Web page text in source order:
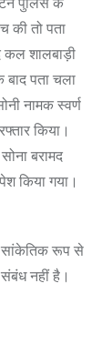
की तो पता
कल शालबाड़ी
पता चला
नामक स्वर्ण
किया।
बरामद
किया गया।
सांकेतिक रूप से
नहीं है।